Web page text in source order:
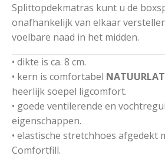
Splittopdekmatras kunt u de
onafhankelijk van elkaar
voelbare naad in het midden.
• dikte is ca. 8 cm.
• kern is comfortabel
heerlijk soepel ligcomfort.
• goede ventilerende en
eigenschappen.
• elastische stretchhoes afgedekt
Comfortfill.